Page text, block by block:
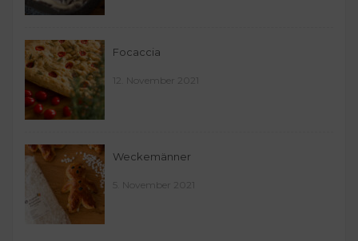
Focaccia
12. November 2021
Weckemänner
5. November 2021